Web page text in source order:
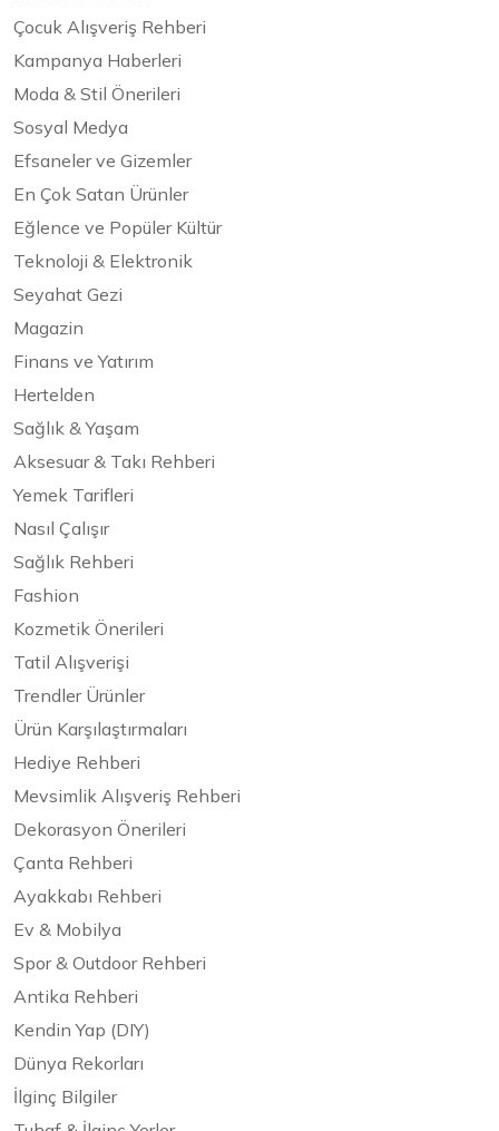
Çocuk Alışveriş Rehberi
Kampanya Haberleri
Moda & Stil Önerileri
Sosyal Medya
Efsaneler ve Gizemler
En Çok Satan Ürünler
Eğlence ve Popüler Kültür
Teknoloji & Elektronik
Seyahat Gezi
Magazin
Finans ve Yatırım
Hertelden
Sağlık & Yaşam
Aksesuar & Takı Rehberi
Yemek Tarifleri
Nasıl Çalışır
Sağlık Rehberi
Fashion
Kozmetik Önerileri
Tatil Alışverişi
Trendler Ürünler
Ürün Karşılaştırmaları
Hediye Rehberi
Mevsimlik Alışveriş Rehberi
Dekorasyon Önerileri
Çanta Rehberi
Ayakkabı Rehberi
Ev & Mobilya
Spor & Outdoor Rehberi
Antika Rehberi
Kendin Yap (DIY)
Dünya Rekorları
İlginç Bilgiler